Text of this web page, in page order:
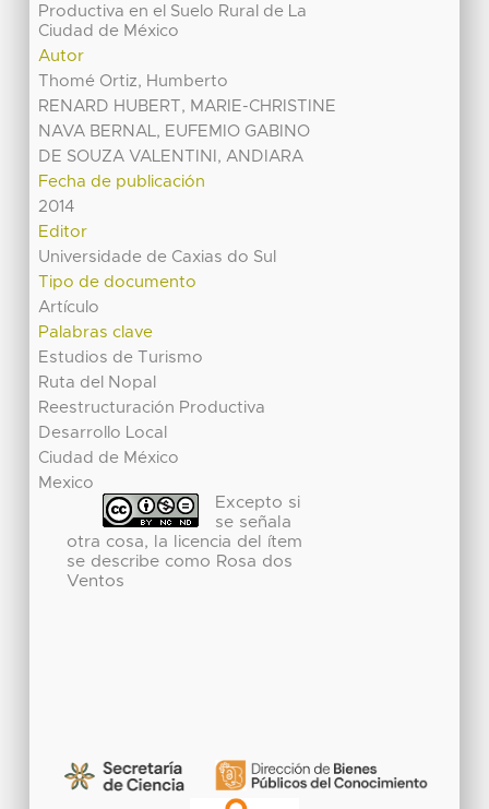
Productiva en el Suelo Rural de La
Ciudad de México
Autor
Thomé Ortiz, Humberto
RENARD HUBERT, MARIE-CHRISTINE
NAVA BERNAL, EUFEMIO GABINO
DE SOUZA VALENTINI, ANDIARA
Fecha de publicación
2014
Editor
Universidade de Caxias do Sul
Tipo de documento
Artículo
Palabras clave
Estudios de Turismo
Ruta del Nopal
Reestructuración Productiva
Desarrollo Local
Ciudad de México
Mexico
Excepto si
se señala
otra cosa, la licencia del ítem
se describe como Rosa dos
Ventos